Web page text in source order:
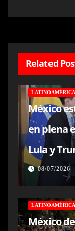
Related
LATINOAMÉRICA
México
en plena
Lula y
08/07/2026
LATINOAMÉRICA
México